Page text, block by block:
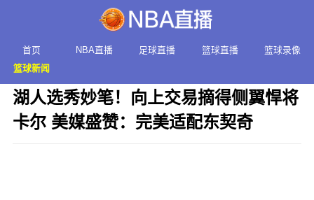
首页 NBA直播 足球直播 篮球直播
篮球录像
篮球新闻
湖人选秀妙笔！向上交易摘得侧翼悍将
卡尔 美媒盛赞：完美适配东契奇